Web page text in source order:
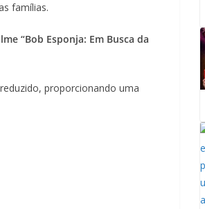
famílias.
“Bob Esponja: Em Busca da
proporcionando uma